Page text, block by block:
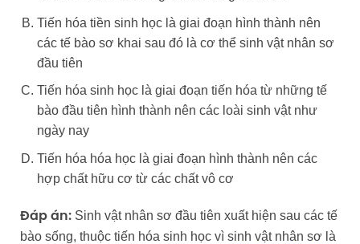
Tiến hóa tiền sinh học là giai đoạn hình thành nên
các tế bào sơ khai sau đó là cơ thể sinh vật nhân sơ
đầu tiên
Tiến hóa sinh học là giai đoạn tiến hóa từ những tế
bào đầu tiên hình thành nên các loài sinh vật như
ngày nay
Tiến hóa hóa học là giai đoạn hình thành nên các
hợp chất hữu cơ từ các chất vô cơ
Đáp án:Sinh vật nhân sơ đầu tiên xuất hiện sau các tế
bào sống, thuộc tiến hóa sinh học vì sinh vật nhân sơ là